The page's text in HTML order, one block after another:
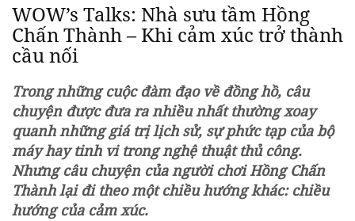
WOW’s Talks: Nhà sưu tầm Hồng
Chấn Thành – Khi cảm xúc trở thành
cầu nối
Trong những cuộc đàm đạo về đồng hồ, câu
chuyện được đưa ra nhiều nhất thường xoay
quanh những giá trị lịch sử, sự phức tạp của bộ
máy hay tinh vi trong nghệ thuật thủ công.
Nhưng câu chuyện của người chơi Hồng Chấn
Thành lại đi theo một chiều hướng khác: chiều
hướng của cảm xúc.